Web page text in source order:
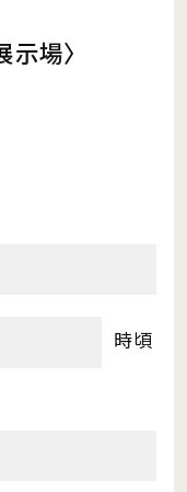
示場〉
時頃